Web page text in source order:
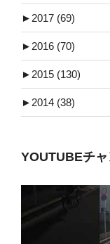
► 2017 (69)
► 2016 (70)
► 2015 (130)
► 2014 (38)
YOUTUBEチ